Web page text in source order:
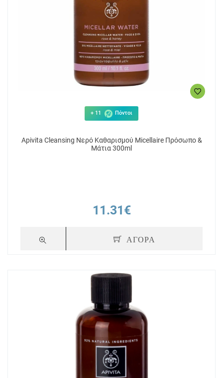
+ 11 Πόντοι
Apivita Cleansing Νερό Καθαρισμού Micellaire Πρόσωπο &
Μάτια 300ml
11.31€
ΑΓΟΡΑ